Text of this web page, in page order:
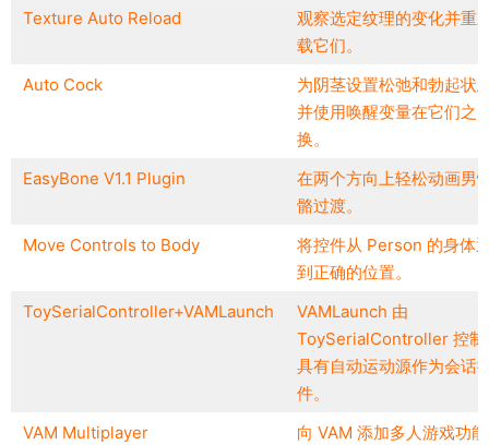
Texture Auto Reload
观察选定纹理的变化并重
载它们。
Auto Cock
为阴茎设置松弛和勃起状
并使用唤醒变量在它们之
换。
EasyBone V1.1 Plugin
在两个方向上轻松动画男
骼过渡。
Move Controls to Body
将控件从 Person 的身体
到正确的位置。
ToySerialController+VAMLaunch
VAMLaunch 由
ToySerialController 控制
具有自动运动源作为会话
件。
VAM Multiplayer
向 VAM 添加多人游戏功